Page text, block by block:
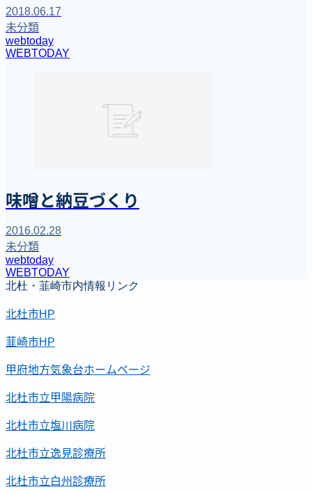
2018.06.17
未分類
webtoday
WEBTODAY
味噌と納豆づくり
2016.02.28
未分類
webtoday
WEBTODAY
北杜・韮崎市内情報リンク
北杜市HP
韮崎市HP
甲府地方気象台ホームページ
北杜市立甲陽病院
北杜市立塩川病院
北杜市立逸見診療所
北杜市立白州診療所